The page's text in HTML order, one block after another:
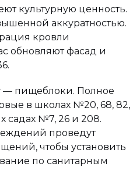
культурную ценность.
аккуратностью.
кровли
обновляют фасад и
— пищеблоки. Полное
в школах №20, 68, 82,
садах №7, 26 и 208.
проведут
чтобы установить
по санитарным